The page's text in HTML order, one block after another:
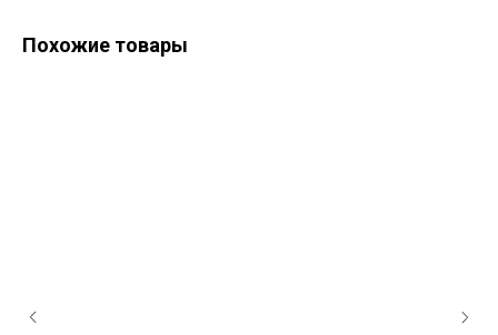
Похожие товары